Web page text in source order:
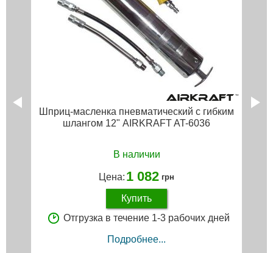
Шприц-масленка пневматический с гибким
шлангом 12" AIRKRAFT AT-6036
В наличии
Цена: 1 082 грн
Купить
Отгрузка в течение 1-3 рабочих дней
Подробнее...